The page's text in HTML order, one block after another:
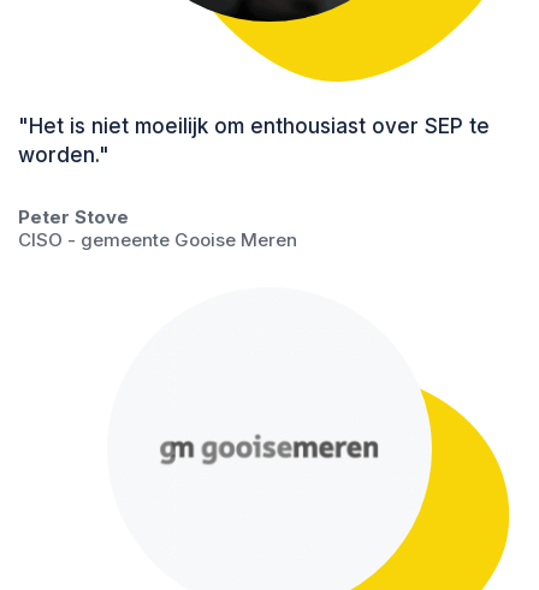
"Het is niet moeilijk om enthousiast over SEP te
worden."
Peter Stove
CISO - gemeente Gooise Meren